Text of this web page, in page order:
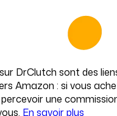
DrClutch sont des
Amazon : si vous
une
En savoir plus